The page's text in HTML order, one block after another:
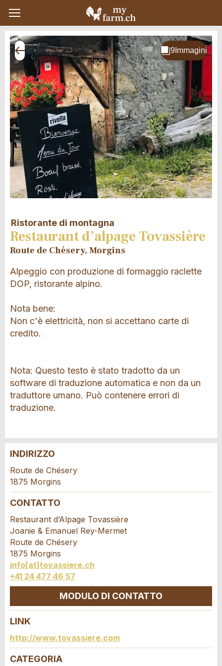
Ristorante di montagna
Restaurant d’alpage Tovassière
Route de Chésery, Morgins
Alpeggio con produzione di formaggio raclette
DOP, ristorante alpino.
Nota bene:
Non c'è elettricità, non si accettano carte di
credito.
Nota: Questo testo è stato tradotto da un
software di traduzione automatica e non da un
traduttore umano. Può contenere errori di
traduzione.
Contestare l'annuncio
Il tuo feedback è molto apprezzato!
Feedback generale
Questo annuncio non è più valido
Annuncio incompleto
Consigliamo l'annuncio
Raccomando questo annuncio agli amici.
CONSIGLIAMO L'ANNUNCIO
INDIRIZZO
Route de Chésery
1875 Morgins
CONTATTO
Restaurant d’Alpage Tovassière
Joanie & Emanuel Rey-Mermet
Route de Chésery
1875 Morgins
info[at]tovassiere.ch
+41 24 477 46 57
MODULO DI CONTATTO
Contatto
Scrivere un messaggio per tutte le persone da
LINK
http://www.tovassiere.com
CATEGORIA